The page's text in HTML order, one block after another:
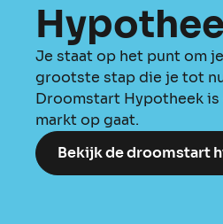
Je staat op het punt om
grootste stap die je tot
Droomstart Hypotheek
markt op gaat.
Bekijk de droomstart